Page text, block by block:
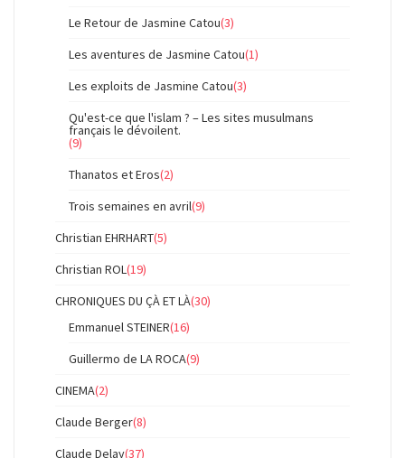
Le Retour de Jasmine Catou(3)
Les aventures de Jasmine Catou(1)
Les exploits de Jasmine Catou(3)
Qu'est-ce que l'islam ? – Les sites musulmans
français le dévoilent.
(9)
Thanatos et Eros(2)
Trois semaines en avril(9)
Christian EHRHART(5)
Christian ROL (19)
CHRONIQUES DU ÇÀ ET LÀ(30)
Emmanuel STEINER(16)
Guillermo de LA ROCA(9)
CINEMA(2)
Claude Berger(8)
Claude Delay(37)